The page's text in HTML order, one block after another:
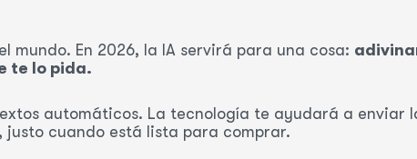
mundo. En 2026, la IA servirá para una cosa:
te lo pida.
automáticos. La tecnología te ayudará a enviar
cuando está lista para comprar.